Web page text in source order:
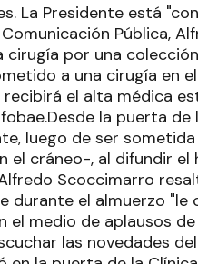
La Presidente está
Pública,
por una
a una cirugía en
el alta médica
la puerta de
luego de ser
el cráneo-, al difundir
Scoccimarro
durante el almuerzo
medio de aplausos
las novedades